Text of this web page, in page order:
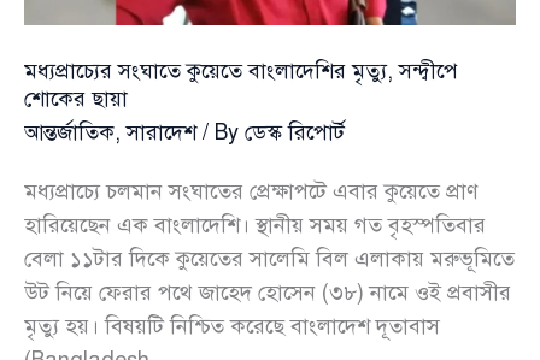
মধ্যপ্রাচ্যের সংঘাতে কুয়েতে বাংলাদেশির মৃত্যু, সন্দ্বীপে
শোকের ছায়া
আন্তর্জাতিক,সারাদেশ/ By ডেস্ক রিপোর্ট
মধ্যপ্রাচ্যে চলমান সংঘাতের প্রেক্ষাপটে এবার কুয়েতে প্রাণ
হারিয়েছেন এক বাংলাদেশি। স্থানীয় সময় গত বৃহস্পতিবার
বেলা ১১টার দিকে কুয়েতের সালেমি বিল এলাকায় মরুভূমিতে
উট নিয়ে ফেরার পথে জাহেদ হোসেন (৩৮) নামে ওই প্রবাসীর
মৃত্যু হয়। বিষয়টি নিশ্চিত করেছে বাংলাদেশ দূতাবাস